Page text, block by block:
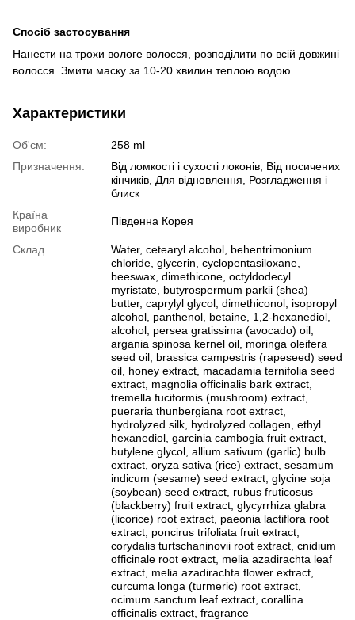
Спосіб застосування
Нанести на трохи вологе волосся, розподілити по всій довжині
волосся. Змити маску за 10-20 хвилин теплою водою.
Характеристики
Об'єм:
258 ml
Призначення:
Від ломкості і сухості локонів, Від посичених
кінчиків, Для відновлення, Розгладження і
блиск
Країна
виробник
Південна Корея
Склад
Water, cetearyl alcohol, behentrimonium
chloride, glycerin, cyclopentasiloxane,
beeswax, dimethicone, octyldodecyl
myristate, butyrospermum parkii (shea)
butter, caprylyl glycol, dimethiconol, isopropyl
alcohol, panthenol, betaine, 1,2-hexanediol,
alcohol, persea gratissima (avocado) oil,
argania spinosa kernel oil, moringa oleifera
seed oil, brassica campestris (rapeseed) seed
oil, honey extract, macadamia ternifolia seed
extract, magnolia officinalis bark extract,
tremella fuciformis (mushroom) extract,
pueraria thunbergiana root extract,
hydrolyzed silk, hydrolyzed collagen, ethyl
hexanediol, garcinia cambogia fruit extract,
butylene glycol, allium sativum (garlic) bulb
extract, oryza sativa (rice) extract, sesamum
indicum (sesame) seed extract, glycine soja
(soybean) seed extract, rubus fruticosus
(blackberry) fruit extract, glycyrrhiza glabra
(licorice) root extract, paeonia lactiflora root
extract, poncirus trifoliata fruit extract,
corydalis turtschaninovii root extract, cnidium
officinale root extract, melia azadirachta leaf
extract, melia azadirachta flower extract,
curcuma longa (turmeric) root extract,
ocimum sanctum leaf extract, corallina
officinalis extract, fragrance